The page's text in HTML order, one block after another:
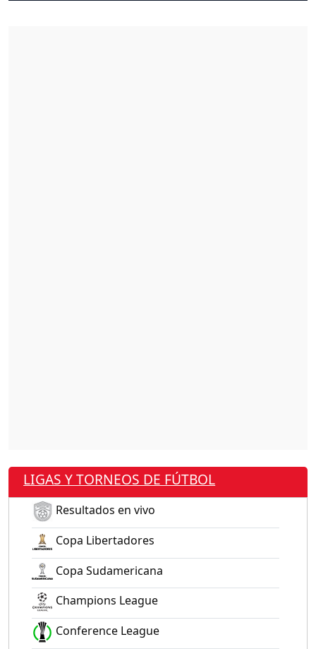
LIGAS Y TORNEOS DE FÚTBOL
Resultados en vivo
Copa Libertadores
Copa Sudamericana
Champions League
Conference League